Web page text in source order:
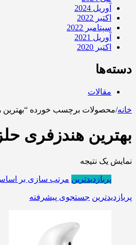
آوریل 2024
اکتبر 2022
سپتامبر 2022
آوریل 2021
اکتبر 2020
دسته‌ها
مقالات
خانه/محصولات برچسب خورده “بهترین
بهترین هندزفری
نمایش یک نتیجه
پربازدیدترین مرتب سازی بر اساس
پربازدیدترین جستجوی پیشرفته